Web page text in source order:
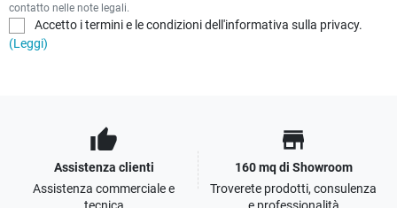
contatto nelle note legali.
Accetto i termini e le condizioni dell'informativa sulla privacy.
(Leggi)
thumb_up
Assistenza clienti
Assistenza commerciale e
store
160 mq di Showroom
Troverete prodotti, consulenza